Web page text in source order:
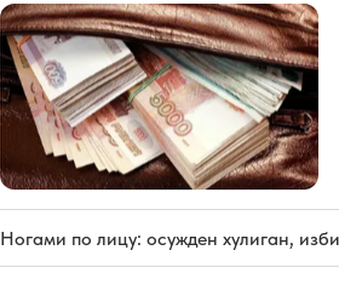
Ногами по лицу: осужден хулиган,